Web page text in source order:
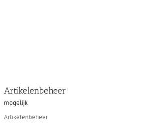
Artikelenbeheer
mogelijk
Artikelenbeheer